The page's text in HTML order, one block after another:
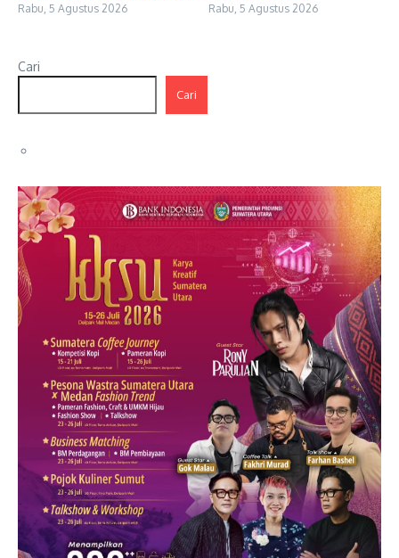
Rabu, 5 Agustus 2026 Rabu, 5 Agustus 2026
Cari
Cari